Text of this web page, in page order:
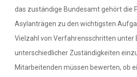
das zuständige Bundesamt gehört die
Asylanträgen zu den wichtigsten
Vielzahl von Verfahrensschritten unter
unterschiedlicher Zuständigkeiten
Mitarbeitenden müssen bewerten, ob